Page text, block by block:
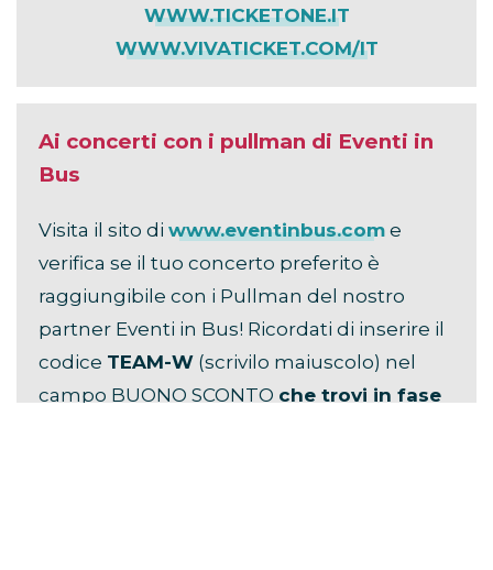
WWW.TICKETONE.IT
WWW.VIVATICKET.COM/IT
Ai concerti con i pullman di Eventi in
Bus
Visita il sito di www.eventinbus.com e
verifica se il tuo concerto preferito è
raggiungibile con i Pullman del nostro
partner Eventi in Bus! Ricordati di inserire il
codice TEAM-W (scrivilo maiuscolo) nel
campo BUONO SCONTO che trovi in fase